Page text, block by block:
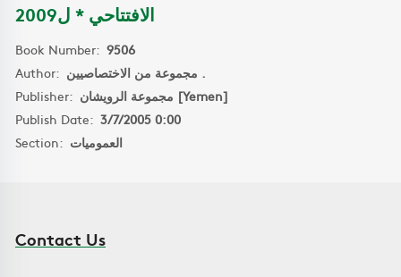
الافتتاحي * ل2009
Book Number: 9506
Author:
مجموعة من الاختصاصيين .
Publisher:
مجموعة الرويشان [Yemen]
Publish Date: 3/7/2005 0:00
Section: العموميات
Contact Us